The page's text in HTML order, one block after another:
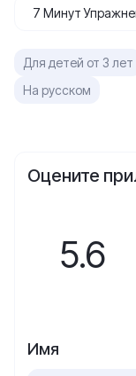
7 Минут
Для детей от 3 лет
На русском
Оцените
5.6
Имя